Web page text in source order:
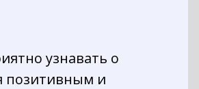
узнавать о
позитивным и